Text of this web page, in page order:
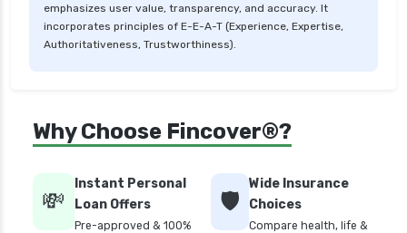
covid 19 health insurance
critical illness health insurance
family health insurance
future generali aarogya bima insurance plan
future generali criticare insurance plan
emphasizes user value, transparency, and accuracy. It
incorporates principles of E-E-A-T (Experience, Expertise,
Authoritativeness, Trustworthiness).
Why Choose Fincover®?
💸
Instant Personal
Loan Offers
Pre-approved & 100%
🛡️
Wide Insurance
Choices
Compare health, life &